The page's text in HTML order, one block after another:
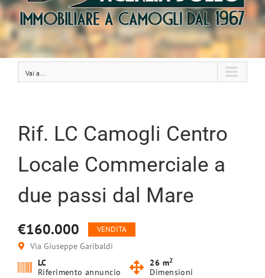
Vai a...
Rif. LC Camogli Centro
Locale Commerciale a
due passi dal Mare
€160.000 VENDITA
Via Giuseppe Garibaldi
LC
Riferimento annuncio
26 m2
Dimensioni